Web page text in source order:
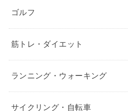
ゴルフ
筋トレ・ダイエット
ランニング・ウォーキング
サイクリング・自転車